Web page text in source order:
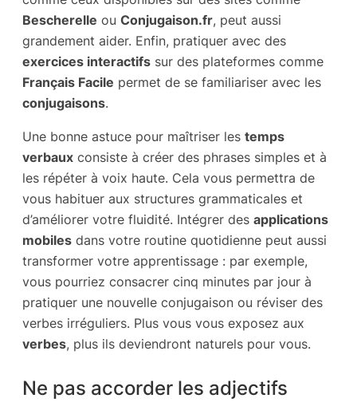
Bescherelle ou Conjugaison.fr, peut aussi
grandement aider. Enfin, pratiquer avec des
exercices interactifs sur des plateformes comme
Français Facile permet de se familiariser avec les
conjugaisons.
Une bonne astuce pour maîtriser les temps
verbaux consiste à créer des phrases simples et à
les répéter à voix haute. Cela vous permettra de
vous habituer aux structures grammaticales et
d’améliorer votre fluidité. Intégrer des applications
mobiles dans votre routine quotidienne peut aussi
transformer votre apprentissage : par exemple,
vous pourriez consacrer cinq minutes par jour à
pratiquer une nouvelle conjugaison ou réviser des
verbes irréguliers. Plus vous vous exposez aux
verbes, plus ils deviendront naturels pour vous.
Ne pas accorder les adjectifs